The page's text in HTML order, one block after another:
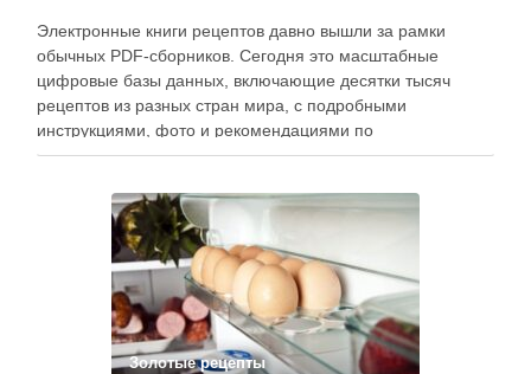
Электронные книги рецептов давно вышли за рамки
обычных PDF-сборников. Сегодня это масштабные
цифровые базы данных, включающие десятки тысяч
рецептов из разных стран мира, с подробными
инструкциями, фото и рекомендациями по
приготовлению. В отличие от печатных изданий,
контент, расширять коллекции блюд и добавлять новые
функции. Ниже …
Золотые рецепты